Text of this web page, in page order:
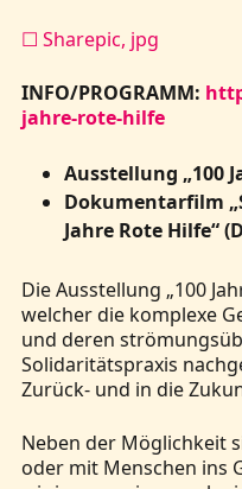
☐ Sharepic, jpg
INFO/PROGRAMM:
jahre-rote-hilfe
Ausstellung „100
Dokumentarfilm
Jahre Rote Hilfe“
Die Ausstellung „100
welcher die komplexe
und deren
Solidaritätspraxis
Zurück- und in die
Neben der Möglichkeit
oder mit Menschen ins